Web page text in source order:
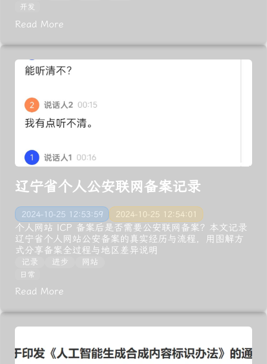
开发
Read More
辽宁省个人公安联网备案记录
2024-10-25 12:53:59 2024-10-25 12:54:01
个人网站 ICP 备案后是否需要公安联网备案？本文记录
辽宁省个人网站公安备案的真实经历与流程，用图解方
式分享备案全过程与地区差异说明
记录 进步 网站
日常
Read More